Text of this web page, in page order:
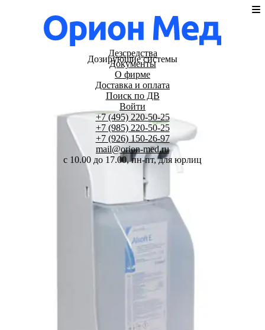
Дезсредства
Документы
О фирме
Доставка и оплата
Поиск по ДВ
Войти
+7 (495) 220-50-25
+7 (985) 220-50-25
+7 (926) 150-26-97
mail@orion-med.ru
c 10.00 до 17.00, пн-пт, для юрлиц
Дозирующие системы